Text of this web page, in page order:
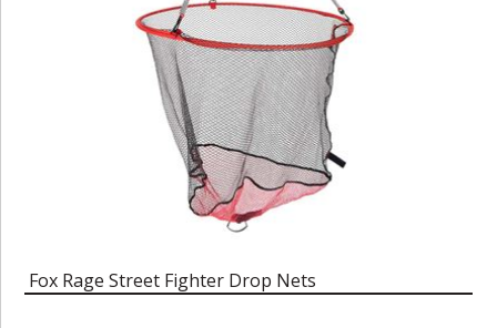
Fox Rage Street Fighter Drop Nets